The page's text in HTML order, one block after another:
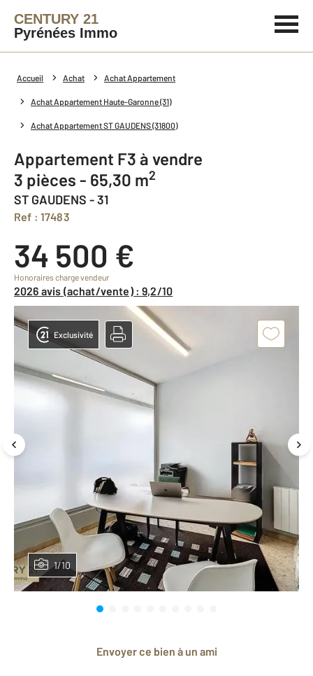
CENTURY 21
Pyrénées Immo
Accueil Achat Achat Appartement
Achat Appartement Haute-Garonne (31)
Achat Appartement ST GAUDENS (31800)
Appartement F3 à vendre
3 pièces - 65,30 m2
ST GAUDENS - 31
Ref : 17483
34 500 €
Honoraires charge vendeur
2026 avis (achat/vente) : 9,2/10
1/10
Exclusivité
Envoyer ce bien à un ami